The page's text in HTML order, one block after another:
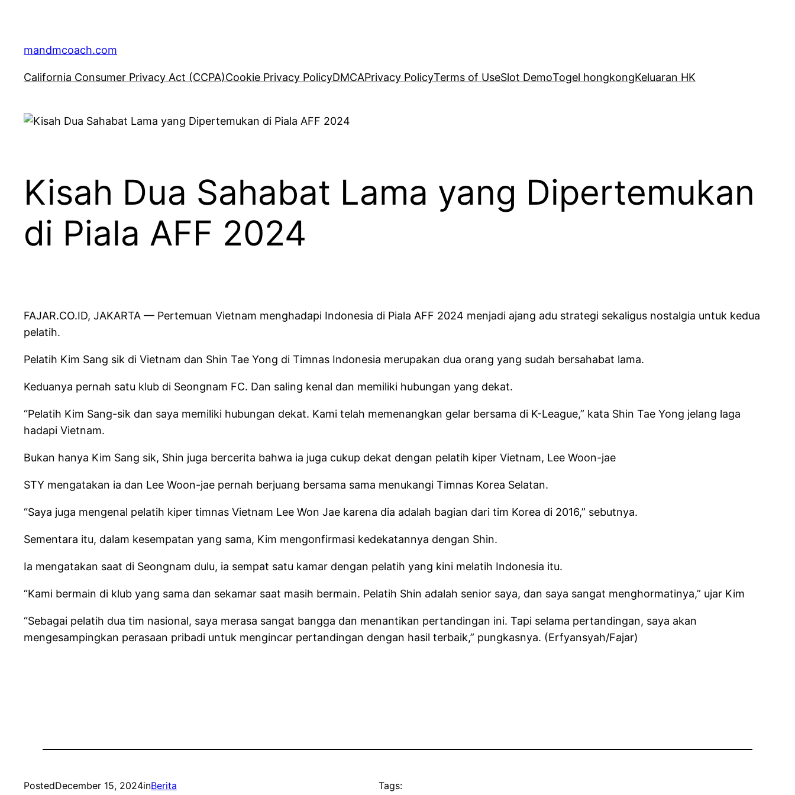
content
mandmcoach.com
California Consumer Privacy Act (CCPA)Cookie Privacy PolicyDMCAPrivacy PolicyTerms of UseSlot DemoTogel hongkongKeluaran HK
Kisah Dua Sahabat Lama yang Dipertemukan
di Piala AFF 2024
FAJAR.CO.ID, JAKARTA — Pertemuan Vietnam menghadapi Indonesia di Piala AFF 2024 menjadi ajang adu strategi sekaligus nostalgia untuk kedua
pelatih.
Pelatih Kim Sang sik di Vietnam dan Shin Tae Yong di Timnas Indonesia merupakan dua orang yang sudah bersahabat lama.
Keduanya pernah satu klub di Seongnam FC. Dan saling kenal dan memiliki hubungan yang dekat.
“Pelatih Kim Sang-sik dan saya memiliki hubungan dekat. Kami telah memenangkan gelar bersama di K-League,” kata Shin Tae Yong jelang laga
hadapi Vietnam.
Bukan hanya Kim Sang sik, Shin juga bercerita bahwa ia juga cukup dekat dengan pelatih kiper Vietnam, Lee Woon-jae
STY mengatakan ia dan Lee Woon-jae pernah berjuang bersama sama menukangi Timnas Korea Selatan.
“Saya juga mengenal pelatih kiper timnas Vietnam Lee Won Jae karena dia adalah bagian dari tim Korea di 2016,” sebutnya.
Sementara itu, dalam kesempatan yang sama, Kim mengonfirmasi kedekatannya dengan Shin.
Ia mengatakan saat di Seongnam dulu, ia sempat satu kamar dengan pelatih yang kini melatih Indonesia itu.
“Kami bermain di klub yang sama dan sekamar saat masih bermain. Pelatih Shin adalah senior saya, dan saya sangat menghormatinya,” ujar Kim
“Sebagai pelatih dua tim nasional, saya merasa sangat bangga dan menantikan pertandingan ini. Tapi selama pertandingan, saya akan
mengesampingkan perasaan pribadi untuk mengincar pertandingan dengan hasil terbaik,” pungkasnya. (Erfyansyah/Fajar)
PostedDecember 15, 2024inBerita Tags: